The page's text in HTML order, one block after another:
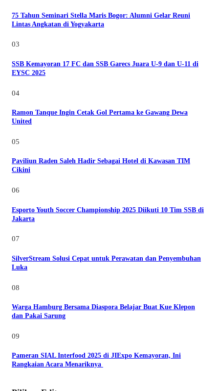
75 Tahun Seminari Stella Maris Bogor: Alumni Gelar Reuni
Lintas Angkatan di Yogyakarta
03
SSB Kemayoran 17 FC dan SSB Garecs Juara U-9 dan U-11 di
EYSC 2025
04
Ramon Tanque Ingin Cetak Gol Pertama ke Gawang Dewa
United
05
Paviliun Raden Saleh Hadir Sebagai Hotel di Kawasan TIM
Cikini
06
Esporto Youth Soccer Championship 2025 Diikuti 10 Tim SSB di
Jakarta
07
SilverStream Solusi Cepat untuk Perawatan dan Penyembuhan
Luka
08
Warga Hamburg Bersama Diaspora Belajar Buat Kue Klepon
dan Pakai Sarung
09
Pameran SIAL Interfood 2025 di JIExpo Kemayoran, Ini
Rangkaian Acara Menariknya